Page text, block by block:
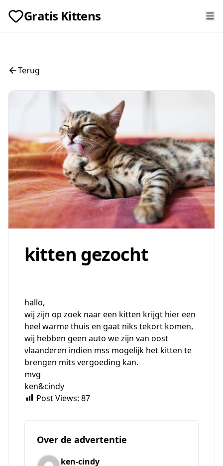
Gratis Kittens
Terug
kitten gezocht
hallo,
wij zijn op zoek naar een kitten krijgt hier een
heel warme thuis en gaat niks tekort komen,
wij hebben geen auto we zijn van oost
vlaanderen indien mss mogelijk het kitten te
brengen mits vergoeding kan.
mvg
ken&cindy
Post Views: 87
Over de advertentie
ken-cindy